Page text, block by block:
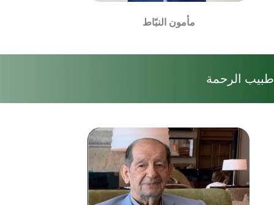
مأمون النبّاط
طبيب الرحمة